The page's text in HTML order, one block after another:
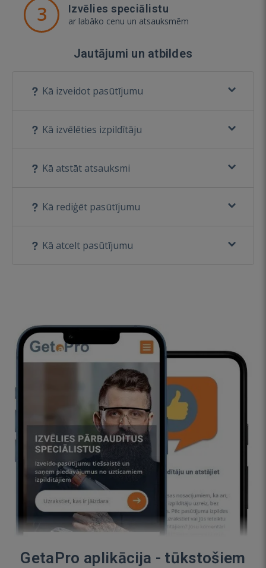
3 Izvēlies speciālistu
ar labāko cenu un atsauksmēm
Jautājumi un atbildes
Kā izveidot pasūtījumu
Kā izvēlēties izpildītāju
Kā atstāt atsauksmi
Kā rediģēt pasūtījumu
Kā atcelt pasūtījumu
GetaPro aplikācija - tūkstošiem